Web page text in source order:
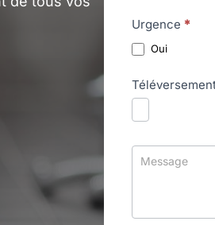
Urgence *
Oui